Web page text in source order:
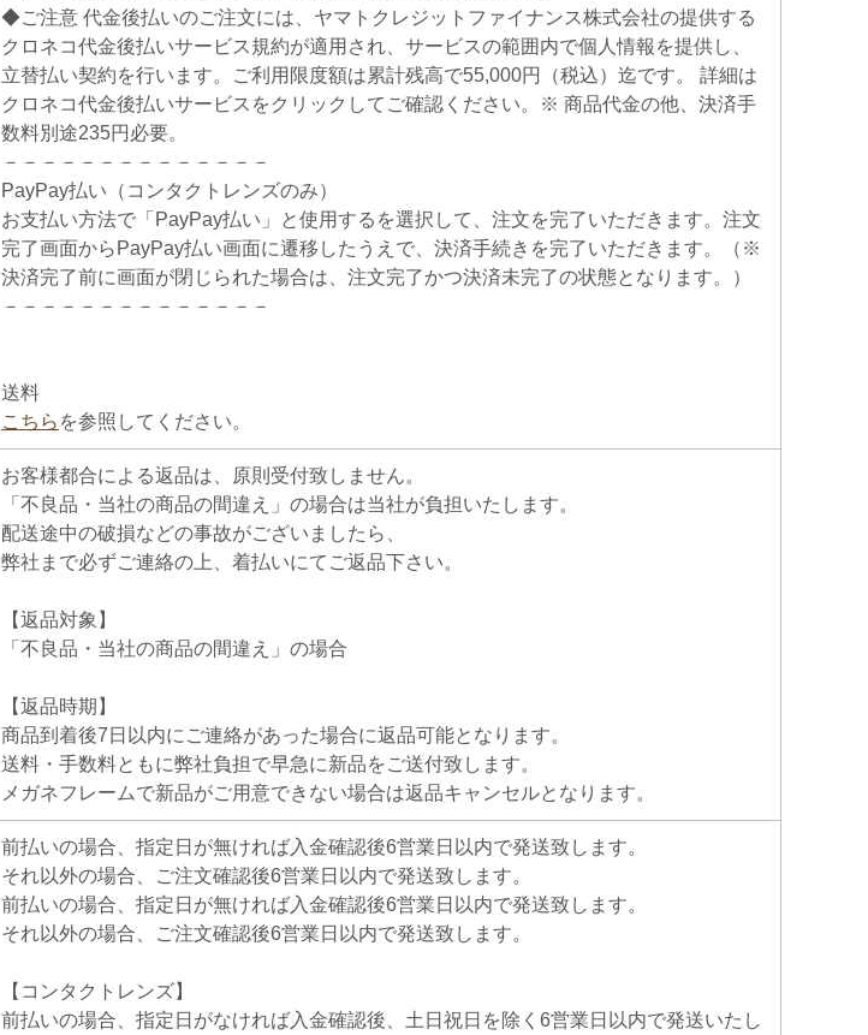
◆ご注意 代金後払いのご注文には、ヤマトクレジットファイナンス株式会社の提供する
クロネコ代金後払いサービス規約が適用され、サービスの範囲内で個人情報を提供し、
立替払い契約を行います。ご利用限度額は累計残高で55,000円（税込）迄です。 詳細は
クロネコ代金後払いサービスをクリックしてご確認ください。※ 商品代金の他、決済手
数料別途235円必要。
－－－－－－－－－－－－－－
PayPay払い（コンタクトレンズのみ）
お支払い方法で「PayPay払い」と使用するを選択して、注文を完了いただきます。注文
完了画面からPayPay払い画面に遷移したうえで、決済手続きを完了いただきます。（※
決済完了前に画面が閉じられた場合は、注文完了かつ決済未完了の状態となります。）
－－－－－－－－－－－－－－
送料
こちら を参照してください。
お客様都合による返品は、原則受付致しません。
「不良品・当社の商品の間違え」の場合は当社が負担いたします。
配送途中の破損などの事故がございましたら、
弊社まで必ずご連絡の上、着払いにてご返品下さい。
【返品対象】
「不良品・当社の商品の間違え」の場合
【返品時期】
商品到着後7日以内にご連絡があった場合に返品可能となります。
送料・手数料ともに弊社負担で早急に新品をご送付致します。
メガネフレームで新品がご用意できない場合は返品キャンセルとなります。
前払いの場合、指定日が無ければ入金確認後6営業日以内で発送致します。
それ以外の場合、ご注文確認後6営業日以内で発送致します。
前払いの場合、指定日が無ければ入金確認後6営業日以内で発送致します。
それ以外の場合、ご注文確認後6営業日以内で発送致します。
【コンタクトレンズ】
前払いの場合、指定日がなければ入金確認後、土日祝日を除く6営業日以内で発送いたし